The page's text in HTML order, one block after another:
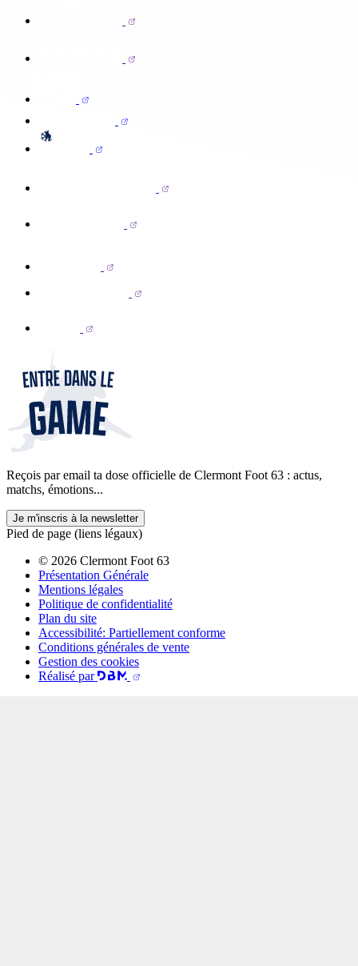
Reçois par email ta dose officielle de Clermont Foot 63 : actus,
matchs, émotions...
Je m'inscris à la newsletter
Pied de page (liens légaux)
© 2026 Clermont Foot 63
Présentation Générale
Mentions légales
Politique de confidentialité
Plan du site
Accessibilité: Partiellement conforme
Conditions générales de vente
Gestion des cookies
Réalisé par